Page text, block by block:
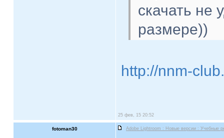
скачать не
размере))
http://nnm-
25 фев, 15 20:52
fotoman30 Adobe Lightroom : Новые версии : Учебные